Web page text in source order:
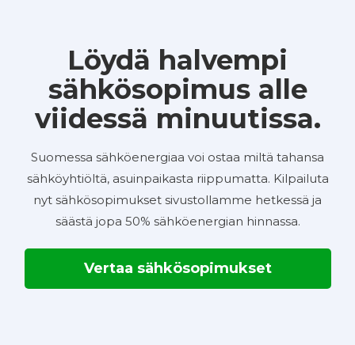
Löydä halvempi
sähkösopimus alle
viidessä minuutissa.
Suomessa sähköenergiaa voi ostaa miltä tahansa
sähköyhtiöltä, asuinpaikasta riippumatta. Kilpailuta
nyt sähkösopimukset sivustollamme hetkessä ja
säästä jopa 50% sähköenergian hinnassa.
Vertaa sähkösopimukset